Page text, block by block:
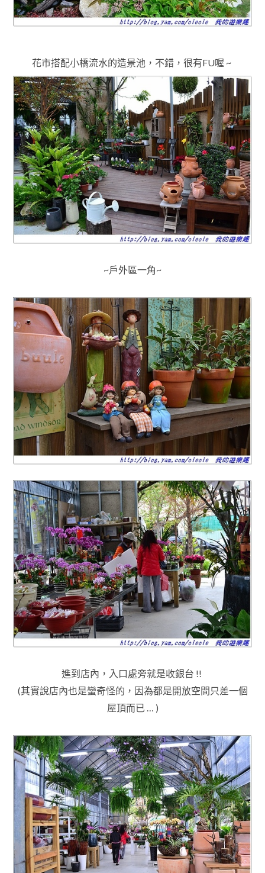
花市搭配小橋流水的造景池 ，不錯 ，很有FU喔 ~
~戶外區一角~
進到店內， 入口處旁就是收銀台 !!
(其實說店內也是蠻奇怪的 ，因為都是開放空間只差一個
屋頂而已 … )